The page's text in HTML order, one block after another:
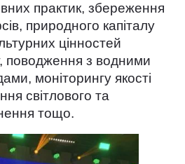
практик, збереження
природного капіталу
цінностей
поводження з водними
моніторингу якості
світлового та
тощо.